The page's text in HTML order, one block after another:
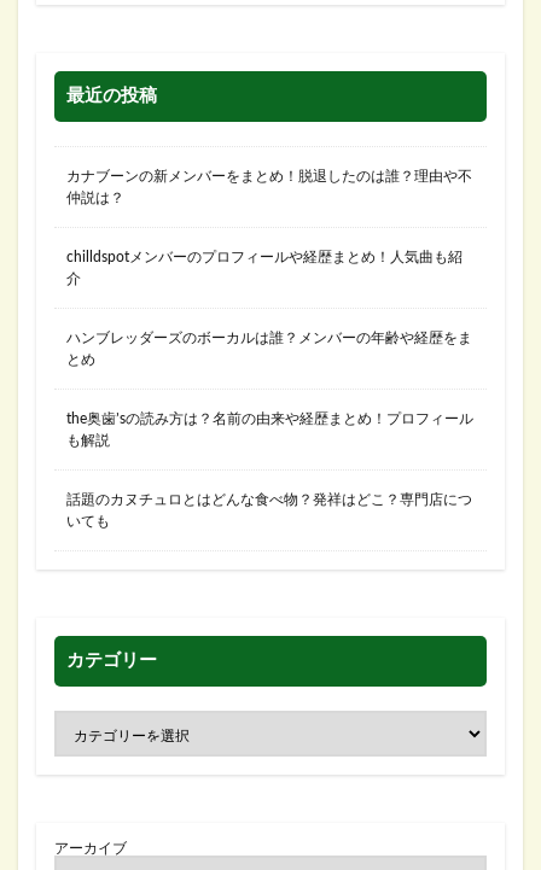
最近の投稿
カナブーンの新メンバーをまとめ！脱退したのは誰？理由や不
仲説は？
chilldspotメンバーのプロフィールや経歴まとめ！人気曲も紹
介
ハンブレッダーズのボーカルは誰？メンバーの年齢や経歴をま
とめ
the奥歯’sの読み方は？名前の由来や経歴まとめ！プロフィール
も解説
話題のカヌチュロとはどんな食べ物？発祥はどこ？専門店につ
いても
カテゴリー
アーカイブ